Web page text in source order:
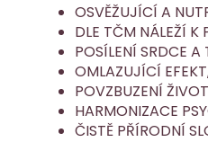
OSVĚŽUJÍCÍ A
DLE TČM NÁLEŽÍ K
POSÍLENÍ SRDCE A
OMLAZUJÍCÍ
POVZBUZENÍ
HARMONIZACE
ČISTĚ PŘÍRODNÍ